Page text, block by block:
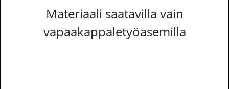
Materiaali saatavilla vain
vapaakappaletyöasemilla